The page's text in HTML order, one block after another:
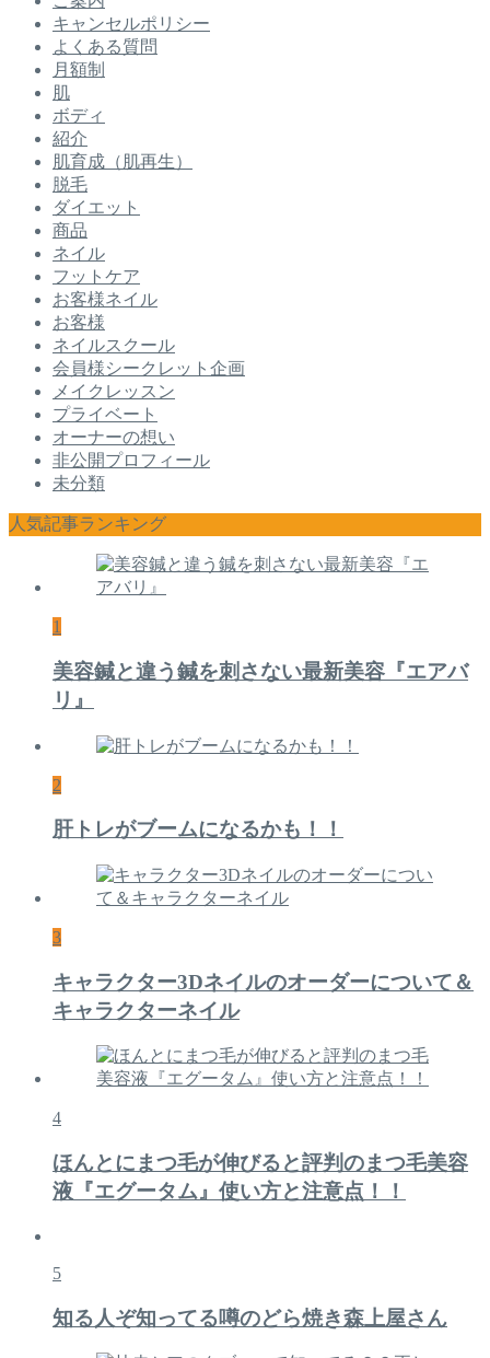
キャンセルポリシー
よくある質問
月額制
肌
ボディ
紹介
肌育成（肌再生）
脱毛
ダイエット
商品
ネイル
フットケア
お客様ネイル
お客様
ネイルスクール
会員様シークレット企画
メイクレッスン
プライベート
オーナーの想い
非公開プロフィール
未分類
人気記事ランキング
1
美容鍼と違う鍼を刺さない最新美容『エアバ
リ』
2
肝トレがブームになるかも！！
3
キャラクター3Dネイルのオーダーについて＆
キャラクターネイル
4
ほんとにまつ毛が伸びると評判のまつ毛美容
液『エグータム』使い方と注意点！！
5
知る人ぞ知ってる噂のどら焼き森上屋さん